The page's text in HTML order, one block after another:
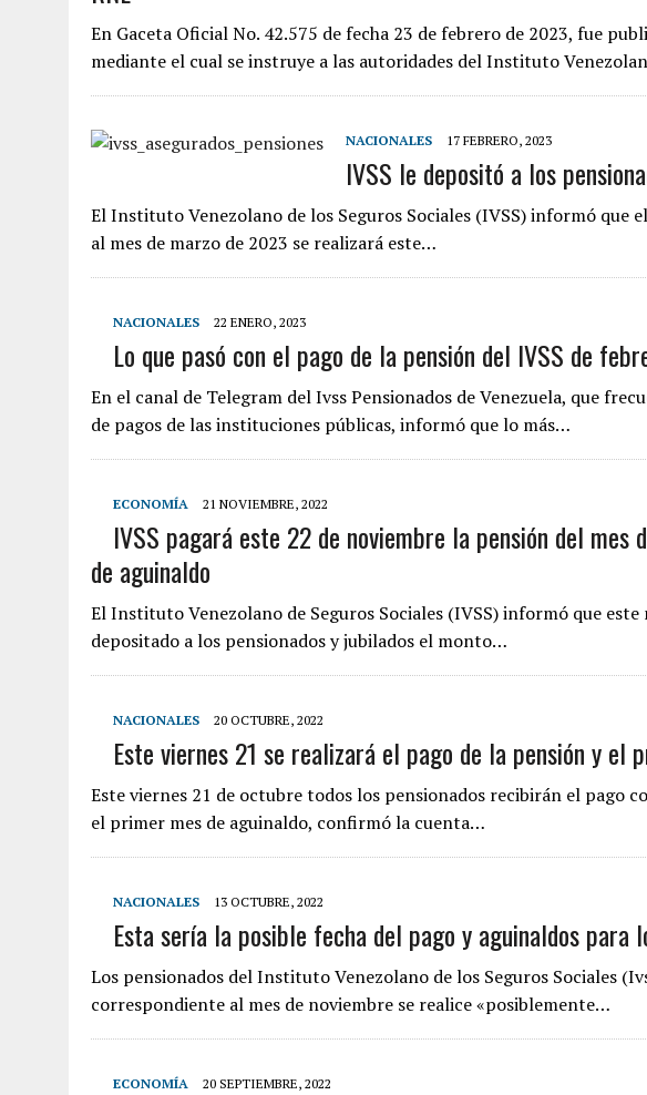
En Gaceta Oficial No. 42.575 de fecha 23 de febrero de 2023, fue
mediante el cual se instruye a las autoridades del Instituto
NACIONALES 17 FEBRERO, 2023
IVSS le depositó a los
El Instituto Venezolano de los Seguros Sociales (IVSS) informó que
al mes de marzo de 2023 se realizará este…
NACIONALES 22 ENERO, 2023
Lo que pasó con el pago de la pensión del IVSS de
En el canal de Telegram del Ivss Pensionados de Venezuela, que
de pagos de las instituciones públicas, informó que lo más…
ECONOMÍA 21 NOVIEMBRE, 2022
IVSS pagará este 22 de noviembre la pensión del mes
de aguinaldo
El Instituto Venezolano de Seguros Sociales (IVSS) informó que
depositado a los pensionados y jubilados el monto…
NACIONALES 20 OCTUBRE, 2022
Este viernes 21 se realizará el pago de la pensión y el
Este viernes 21 de octubre todos los pensionados recibirán el pago
el primer mes de aguinaldo, confirmó la cuenta…
NACIONALES 13 OCTUBRE, 2022
Esta sería la posible fecha del pago y aguinaldos para
Los pensionados del Instituto Venezolano de los Seguros Sociales
correspondiente al mes de noviembre se realice «posiblemente…
ECONOMÍA 20 SEPTIEMBRE, 2022